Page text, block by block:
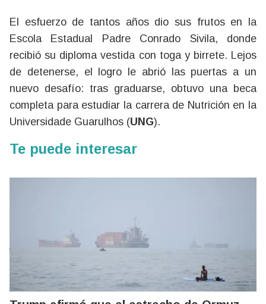
El esfuerzo de tantos años dio sus frutos en la
Escola Estadual Padre Conrado Sivila, donde
recibió su diploma vestida con toga y birrete. Lejos
de detenerse, el logro le abrió las puertas a un
nuevo desafío: tras graduarse, obtuvo una beca
completa para estudiar la carrera de Nutrición en la
Universidade Guarulhos (UNG).
Te puede interesar